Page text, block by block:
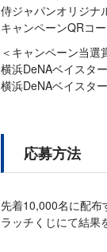
侍ジャパンオリジナ
キャンペーンQRコ
＜キャンペーン当選
横浜DeNAベイスタ
横浜DeNAベイスタ
応募方法
先着10,000名に配布
ラッチくじにて結果